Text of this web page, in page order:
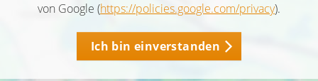
von Google (https://policies.google.com/privacy).
Ich bin einverstanden